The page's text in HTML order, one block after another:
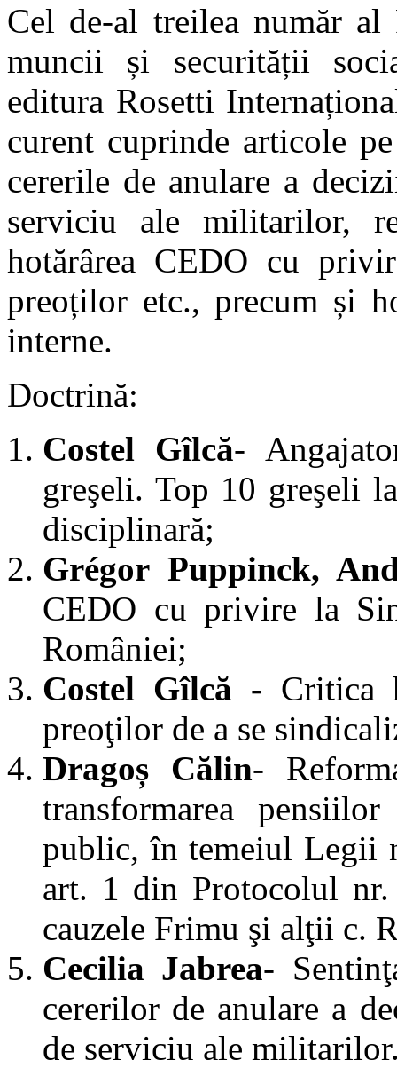
Cel de-al treilea număr
muncii și securității
editura Rosetti
curent cuprinde articole
cererile de anulare a
serviciu ale militarilor,
hotărârea CEDO cu
preoților etc., precum și
interne.
Doctrină:
Costel Gîlcă-
greşeli. Top 10 greşeli
disciplinară;
Grégor Puppinck,
CEDO cu privire la
României;
Costel Gîlcă - Critica
preoţilor de a se
Dragoș Călin-
transformarea
public, în temeiul Legii
art. 1 din Protocolul
cauzele Frimu şi alţii c.
Cecilia Jabrea-
cererilor de anulare a
de serviciu ale